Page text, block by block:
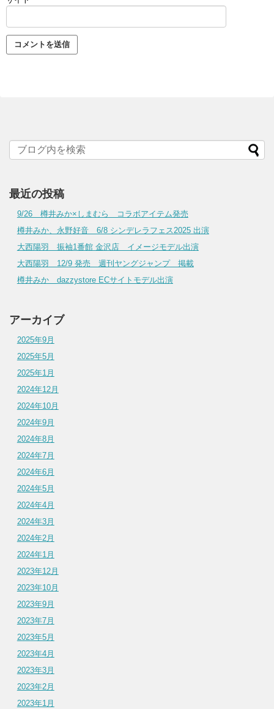
最近の投稿
9/26 樽井みか×しまむら コラボアイテム発売
樽井みか、永野好音 6/8 シンデレラフェス2025 出演
大西陽羽 振袖1番館 金沢店 イメージモデル出演
大西陽羽 12/9 発売 週刊ヤングジャンプ 掲載
樽井みか dazzystore ECサイトモデル出演
アーカイブ
2025年9月
2025年5月
2025年1月
2024年12月
2024年10月
2024年9月
2024年8月
2024年7月
2024年6月
2024年5月
2024年4月
2024年3月
2024年2月
2024年1月
2023年12月
2023年10月
2023年9月
2023年7月
2023年5月
2023年4月
2023年3月
2023年2月
2023年1月